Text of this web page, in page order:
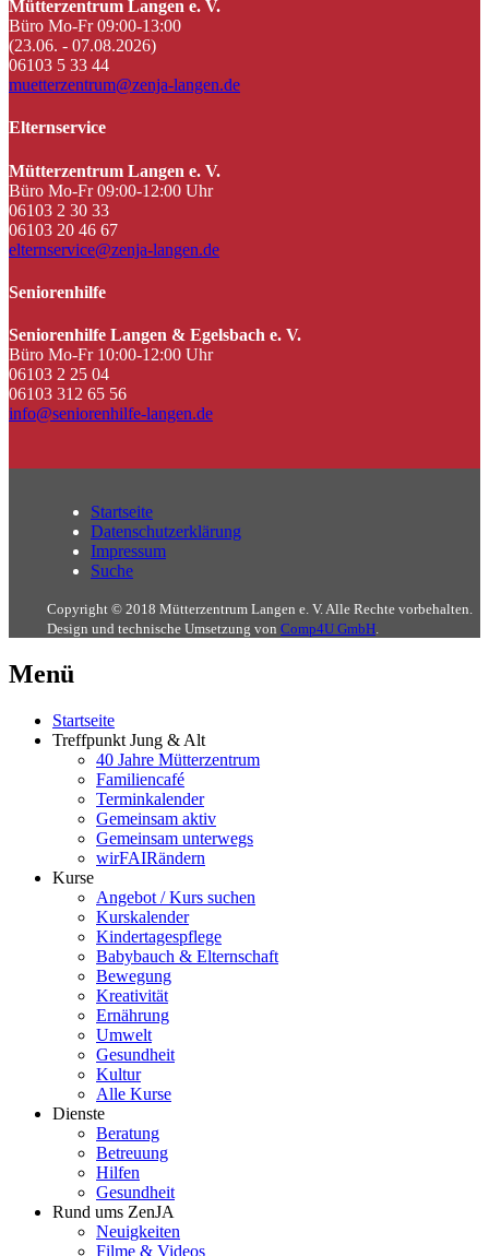
Mütterzentrum Langen e. V.
Büro Mo-Fr 09:00-13:00
(23.06. - 07.08.2026)
06103 5 33 44
muetterzentrum@zenja-langen.de
Elternservice
Mütterzentrum Langen e. V.
Büro Mo-Fr 09:00-12:00 Uhr
06103 2 30 33
06103 20 46 67
elternservice@zenja-langen.de
Seniorenhilfe
Seniorenhilfe Langen & Egelsbach e. V.
Büro Mo-Fr 10:00-12:00 Uhr
06103 2 25 04
06103 312 65 56
info@seniorenhilfe-langen.de
Startseite
Datenschutzerklärung
Impressum
Suche
Copyright © 2018 Mütterzentrum Langen e. V. Alle Rechte vorbehalten.
Design und technische Umsetzung von Comp4U GmbH.
Menü
Startseite
Treffpunkt Jung & Alt
40 Jahre Mütterzentrum
Familiencafé
Terminkalender
Gemeinsam aktiv
Gemeinsam unterwegs
wirFAIRändern
Kurse
Angebot / Kurs suchen
Kurskalender
Kindertagespflege
Babybauch & Elternschaft
Bewegung
Kreativität
Ernährung
Umwelt
Gesundheit
Kultur
Alle Kurse
Dienste
Beratung
Betreuung
Hilfen
Gesundheit
Rund ums ZenJA
Neuigkeiten
Filme & Videos